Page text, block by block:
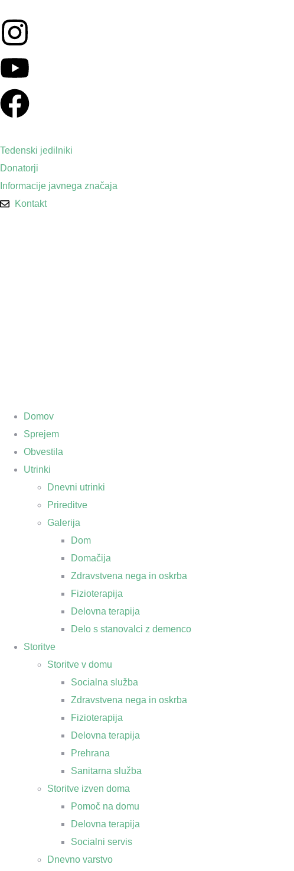
Tedenski jedilniki
Donatorji
Informacije javnega značaja
Kontakt
Domov
Sprejem
Obvestila
Utrinki
Dnevni utrinki
Prireditve
Galerija
Dom
Domačija
Zdravstvena nega in oskrba
Fizioterapija
Delovna terapija
Delo s stanovalci z demenco
Storitve
Storitve v domu
Socialna služba
Zdravstvena nega in oskrba
Fizioterapija
Delovna terapija
Prehrana
Sanitarna služba
Storitve izven doma
Pomoč na domu
Delovna terapija
Socialni servis
Dnevno varstvo